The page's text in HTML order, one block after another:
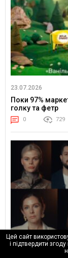
23.07.2026
Поки 97%
голку та фетр
0 729
Цей сайт
і підтвердити згоду